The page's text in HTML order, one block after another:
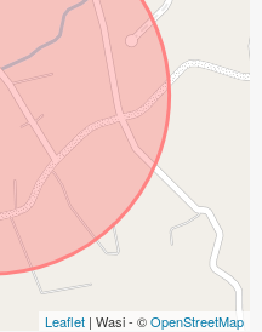
Leaflet | Wasi - ©OpenStreetMap